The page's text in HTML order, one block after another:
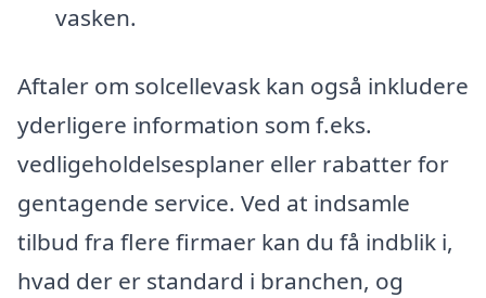
vasken.
Aftaler om solcellevask kan også inkludere
yderligere information som f.eks.
vedligeholdelsesplaner eller rabatter for
gentagende service. Ved at indsamle
tilbud fra flere firmaer kan du få indblik i,
hvad der er standard i branchen, og